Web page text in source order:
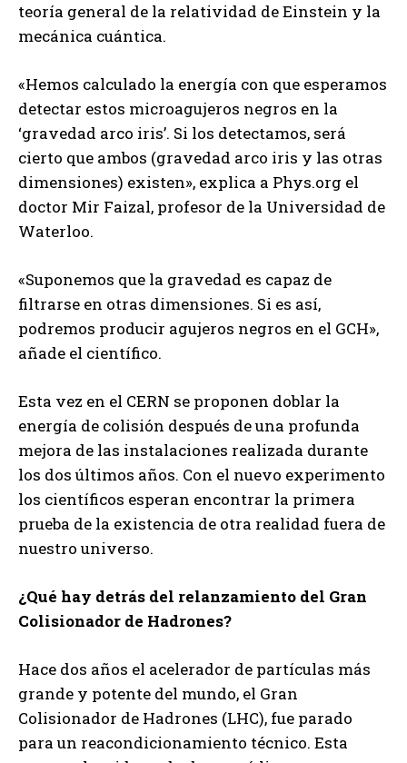
teoría general de la relatividad de Einstein y la
mecánica cuántica.
«Hemos calculado la energía con que esperamos
detectar estos microagujeros negros en la
‘gravedad arco iris’. Si los detectamos, será
cierto que ambos (gravedad arco iris y las otras
dimensiones) existen», explica a Phys.org el
doctor Mir Faizal, profesor de la Universidad de
Waterloo.
«Suponemos que la gravedad es capaz de
filtrarse en otras dimensiones. Si es así,
podremos producir agujeros negros en el GCH»,
añade el científico.
Esta vez en el CERN se proponen doblar la
energía de colisión después de una profunda
mejora de las instalaciones realizada durante
los dos últimos años. Con el nuevo experimento
los científicos esperan encontrar la primera
prueba de la existencia de otra realidad fuera de
nuestro universo.
¿Qué hay detrás del relanzamiento del Gran
Colisionador de Hadrones?
Hace dos años el acelerador de partículas más
grande y potente del mundo, el Gran
Colisionador de Hadrones (LHC), fue parado
para un reacondicionamiento técnico. Esta